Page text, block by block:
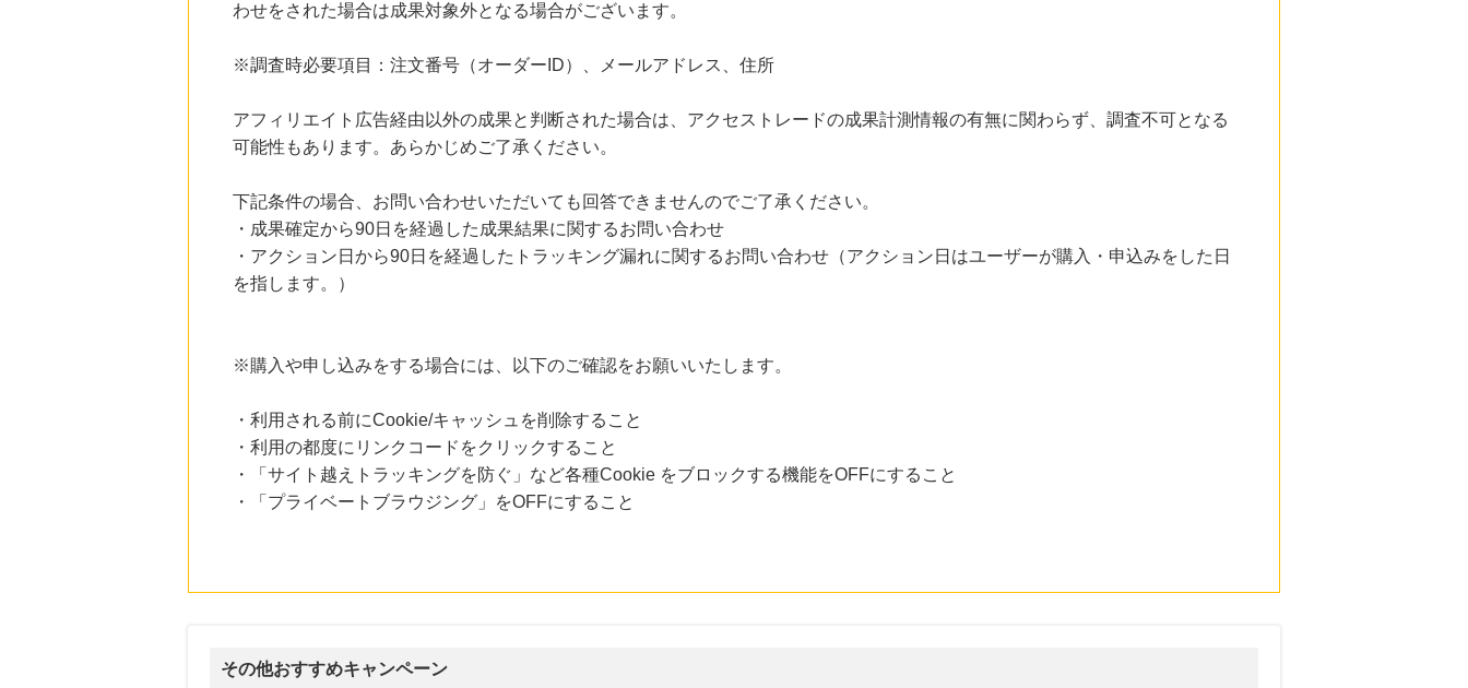
わせをされた場合は成果対象外となる場合がございます。
※調査時必要項目：注文番号（オーダーID）、メールアドレス、住所
アフィリエイト広告経由以外の成果と判断された場合は、アクセストレードの成果計測情報の有無に関わらず、調査不可となる
可能性もあります。あらかじめご了承ください。
下記条件の場合、お問い合わせいただいても回答できませんのでご了承ください。
・成果確定から90日を経過した成果結果に関するお問い合わせ
・アクション日から90日を経過したトラッキング漏れに関するお問い合わせ（アクション日はユーザーが購入・申込みをした日
を指します。）
※購入や申し込みをする場合には、以下のご確認をお願いいたします。
・利用される前にCookie/キャッシュを削除すること
・利用の都度にリンクコードをクリックすること
・「サイト越えトラッキングを防ぐ」など各種Cookie をブロックする機能をOFFにすること
・「プライベートブラウジング」をOFFにすること
その他おすすめキャンペーン